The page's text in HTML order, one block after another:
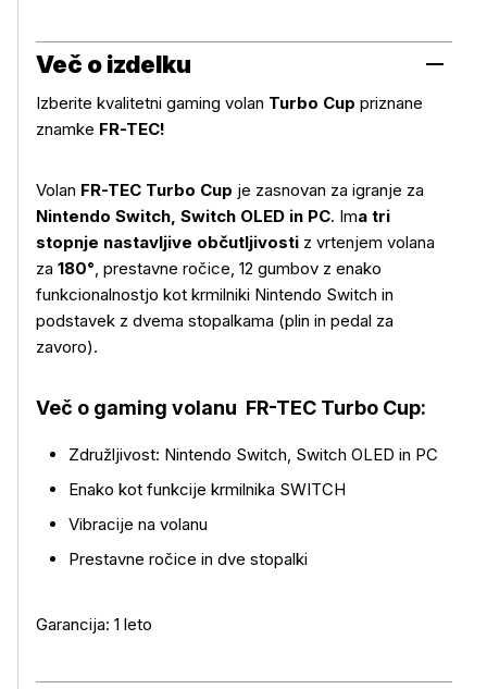
Več o izdelku
Izberite kvalitetni gaming volan Turbo Cup priznane
znamke FR-TEC!
Volan FR-TEC Turbo Cup je zasnovan za igranje za
Nintendo Switch, Switch OLED in PC. Ima tri
stopnje nastavljive občutljivosti z vrtenjem volana
za 180°, prestavne ročice, 12 gumbov z enako
funkcionalnostjo kot krmilniki Nintendo Switch in
podstavek z dvema stopalkama (plin in pedal za
zavoro).
Več o gaming volanu FR-TEC Turbo Cup:
Združljivost: Nintendo Switch, Switch OLED in PC
Enako kot funkcije krmilnika SWITCH
Vibracije na volanu
Prestavne ročice in dve stopalki
Garancija: 1 leto